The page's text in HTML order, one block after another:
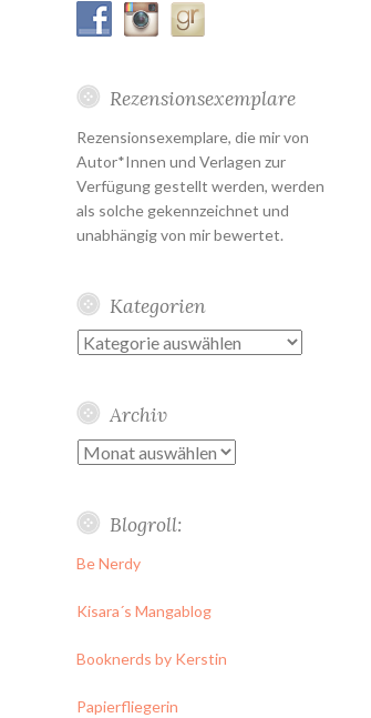
Rezensionsexemplare
Rezensionsexemplare, die mir von
Autor*Innen und Verlagen zur
Verfügung gestellt werden, werden
als solche gekennzeichnet und
unabhängig von mir bewertet.
Kategorien
Kategorien
Archiv
Archiv
Blogroll:
Be Nerdy
Kisara´s Mangablog
Booknerds by Kerstin
Papierfliegerin